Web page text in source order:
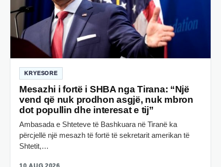
KRYESORE
Mesazhi i fortë i SHBA nga Tirana: “Një
vend që nuk prodhon asgjë, nuk mbron
dot popullin dhe interesat e tij”
Ambasada e Shteteve të Bashkuara në Tiranë ka
përcjellë një mesazh të fortë të sekretarit amerikan të
Shtetit,…